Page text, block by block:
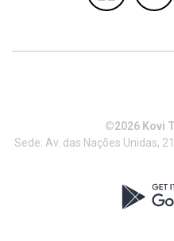
©2026 Kovi
Sede: Av. das Nações Unidas,